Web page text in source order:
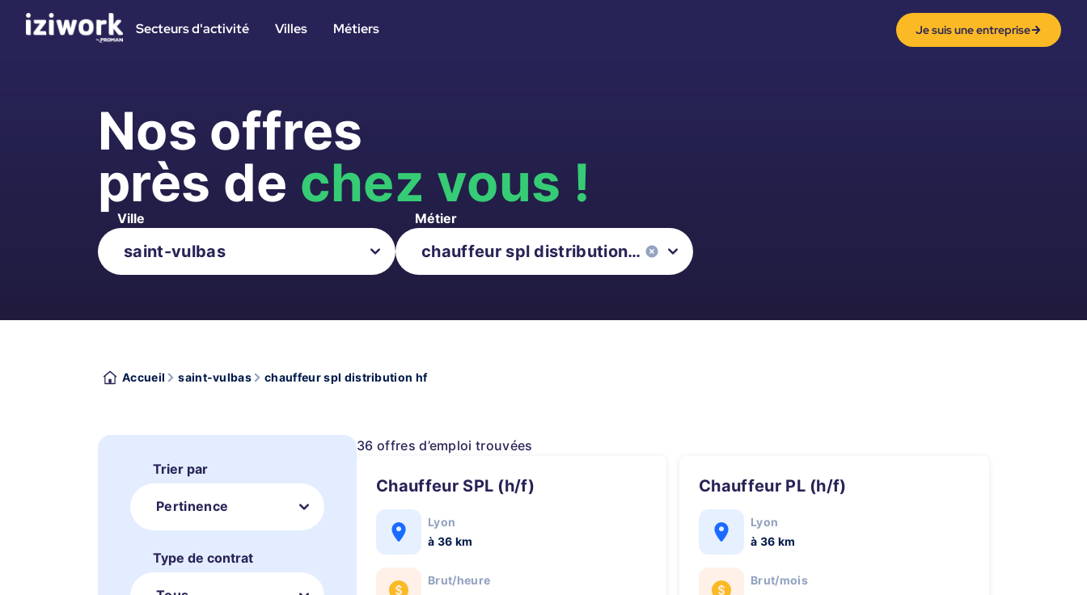
Secteurs d'activité Villes Métiers Je suis une entreprise
Nos offres
près de chez vous !
Ville Métier
Accueil saint-vulbas chauffeur spl distribution hf
Trier par
Pertinence
Type de contrat
36 offres d’emploi trouvées
Chauffeur SPL (h/f)
Lyon
à 36 km
Brut/heure
Chauffeur PL (h/f)
Lyon
à 36 km
Brut/mois